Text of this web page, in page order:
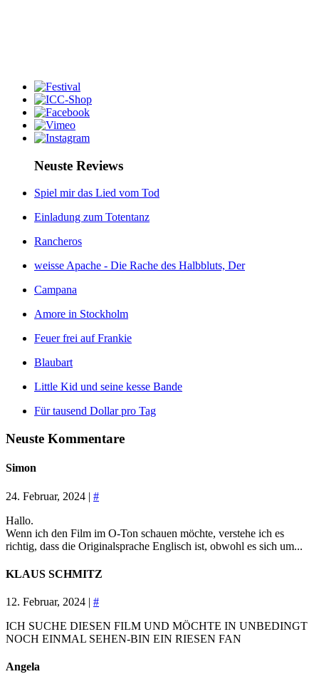
Neuste Reviews
Spiel mir das Lied vom Tod
Einladung zum Totentanz
Rancheros
weisse Apache - Die Rache des Halbbluts, Der
Campana
Amore in Stockholm
Feuer frei auf Frankie
Blaubart
Little Kid und seine kesse Bande
Für tausend Dollar pro Tag
Neuste Kommentare
Simon
24. Februar, 2024 | #
Hallo.
Wenn ich den Film im O-Ton schauen möchte, verstehe ich es
richtig, dass die Originalsprache Englisch ist, obwohl es sich um...
KLAUS SCHMITZ
12. Februar, 2024 | #
ICH SUCHE DIESEN FILM UND MÖCHTE IN UNBEDINGT
NOCH EINMAL SEHEN-BIN EIN RIESEN FAN
Angela